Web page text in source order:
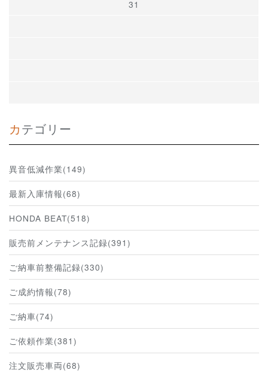
31
カテゴリー
異音低減作業(149)
最新入庫情報(68)
HONDA BEAT(518)
販売前メンテナンス記録(391)
ご納車前整備記録(330)
ご成約情報(78)
ご納車(74)
ご依頼作業(381)
注文販売車両(68)